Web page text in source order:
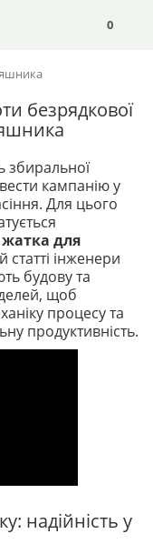
0
безрядкової
збиральної
кампанію у
Для цього
жатка для
статті інженери
будову та
щоб
процесу та
продуктивність.
надійність у